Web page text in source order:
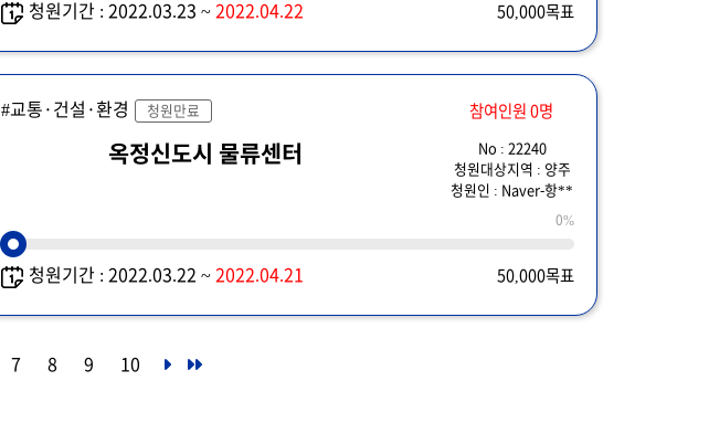
청원기간 : 2022.03.23 ~ 2022.04.22 50,000목표
#교통·건설·환경 청원만료 참여인원 0명
옥정신도시 물류센터
No : 22240
청원대상지역 : 양주
청원인 : Naver-항**
0%
청원기간 : 2022.03.22 ~ 2022.04.21 50,000목표
7 8 9 10